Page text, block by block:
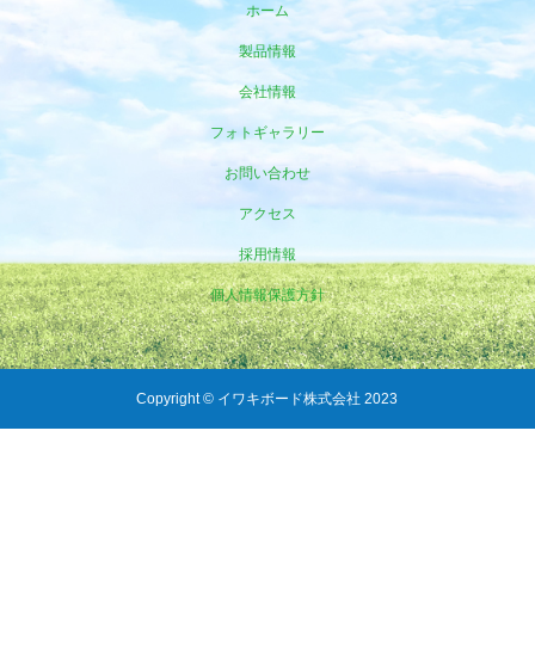
ホーム
製品情報
会社情報
フォトギャラリー
お問い合わせ
アクセス
採用情報
個人情報保護方針
Copyright © イワキボード株式会社 2023